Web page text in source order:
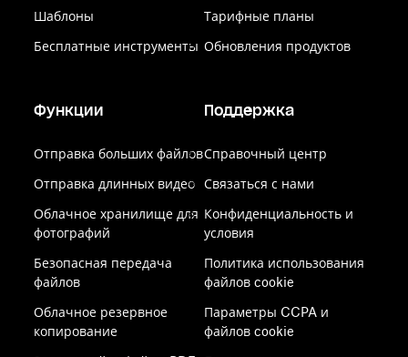
Шаблоны
Бесплатные инструменты
Тарифные планы
Обновления продуктов
Функции
Отправка больших файлов
Отправка длинных видео
Облачное хранилище для
фотографий
Безопасная передача
файлов
Облачное резервное
копирование
Поддержка
Справочный центр
Связаться с нами
Конфиденциальность и
условия
Политика использования
файлов cookie
Параметры CCPA и
файлов cookie